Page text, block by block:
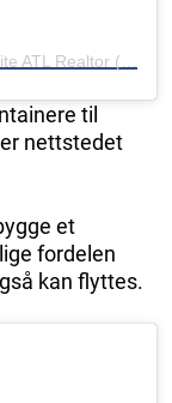
til
nettstedet
et
fordelen
kan flyttes.